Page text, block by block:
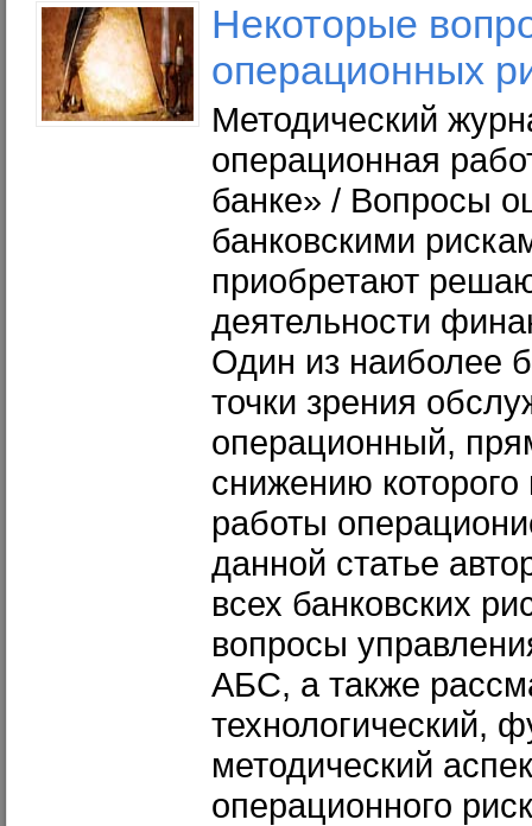
Некоторые
операционных
Методический
операционная
банке» / Вопросы
банковскими
приобретают
деятельности
Один из наиболее
точки зрения
операционный,
снижению
работы
данной статье
всех банковских
вопросы
АБС, а также
технологический,
методический
операционного